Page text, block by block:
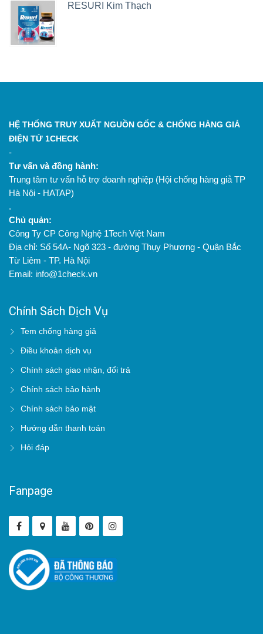
RESURI Kim Thạch
HỆ THỐNG TRUY XUẤT NGUỒN GỐC & CHỐNG HÀNG GIẢ
ĐIỆN TỬ 1CHECK
-
Tư vấn và đồng hành:
Trung tâm tư vấn hỗ trợ doanh nghiệp (Hội chống hàng giả TP
Hà Nội - HATAP)
.
Chủ quản:
Công Ty CP Công Nghệ 1Tech Việt Nam
Địa chỉ: Số 54A- Ngõ 323 - đường Thụy Phương - Quận Bắc
Từ Liêm - TP. Hà Nội
Email: info@1check.vn
Chính Sách Dịch Vụ
Tem chống hàng giả
Điều khoản dịch vụ
Chính sách giao nhận, đổi trả
Chính sách bảo hành
Chính sách bảo mật
Hướng dẫn thanh toán
Hỏi đáp
Fanpage